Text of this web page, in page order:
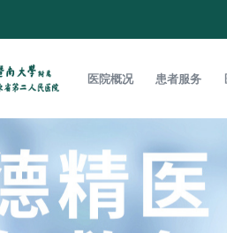
医院概况 患者服务